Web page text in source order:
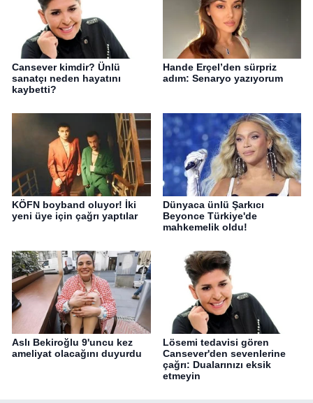
Cansever kimdir? Ünlü
sanatçı neden hayatını
kaybetti?
Hande Erçel’den sürpriz
adım: Senaryo yazıyorum
KÖFN boyband oluyor! İki
yeni üye için çağrı yaptılar
Dünyaca ünlü Şarkıcı
Beyonce Türkiye'de
mahkemelik oldu!
Aslı Bekiroğlu 9'uncu kez
ameliyat olacağını duyurdu
Lösemi tedavisi gören
Cansever'den sevenlerine
çağrı: Dualarınızı eksik
etmeyin